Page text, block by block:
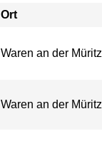
Ort
Waren an der Müritz
Waren an der Müritz